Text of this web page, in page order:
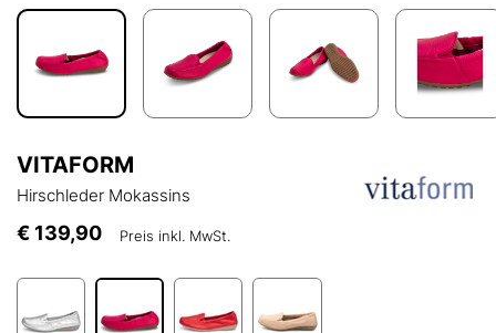
VITAFORM
Hirschleder Mokassins
€ 139,90 Preis inkl. MwSt.